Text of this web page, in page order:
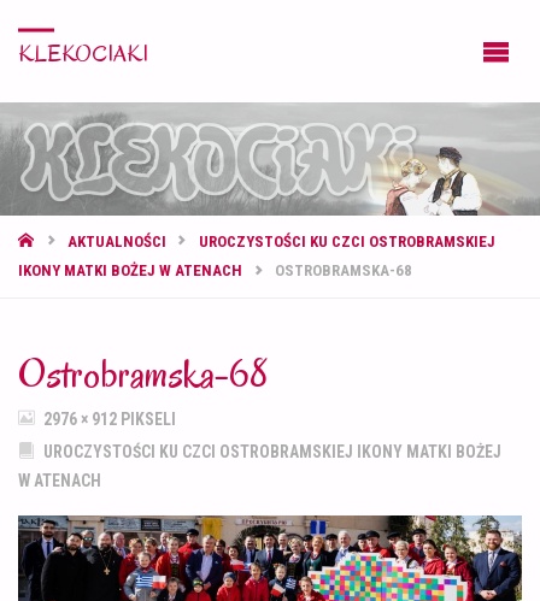
KLEKOCIAKI
STRONA
GŁÓWNA
AKTUALNOŚCI
UROCZYSTOŚCI KU CZCI OSTROBRAMSKIEJ
IKONY MATKI BOŻEJ W ATENACH
OSTROBRAMSKA-68
Ostrobramska-68
PEŁNY
ROZMIAR
2976 × 912 PIKSELI
UROCZYSTOŚCI KU CZCI OSTROBRAMSKIEJ IKONY MATKI BOŻEJ
W ATENACH